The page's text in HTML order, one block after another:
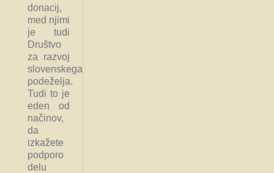
donacij,
med njimi
je tudi
Društvo
za razvoj
slovenskega
podeželja.
Tudi to je
eden od
načinov,
da
izkažete
podporo
delu